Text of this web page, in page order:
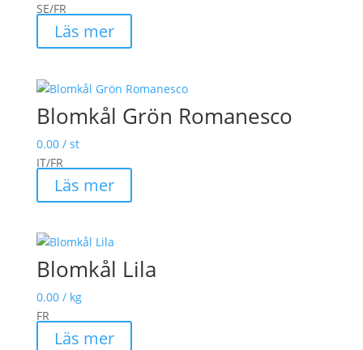
SE/FR
Läs mer
Blomkål Grön Romanesco
0.00/ st
IT/FR
Läs mer
Blomkål Lila
0.00/ kg
FR
Läs mer